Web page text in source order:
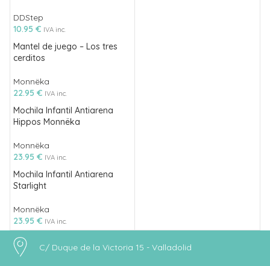
DDStep
10.95 € IVA inc.
Mantel de juego – Los tres
cerditos
Monnëka
22.95 € IVA inc.
Mochila Infantil Antiarena
Hippos Monnëka
Monnëka
23.95 € IVA inc.
Mochila Infantil Antiarena
Starlight
Monnëka
23.95 € IVA inc.
C/ Duque de la Victoria 15 - Valladolid